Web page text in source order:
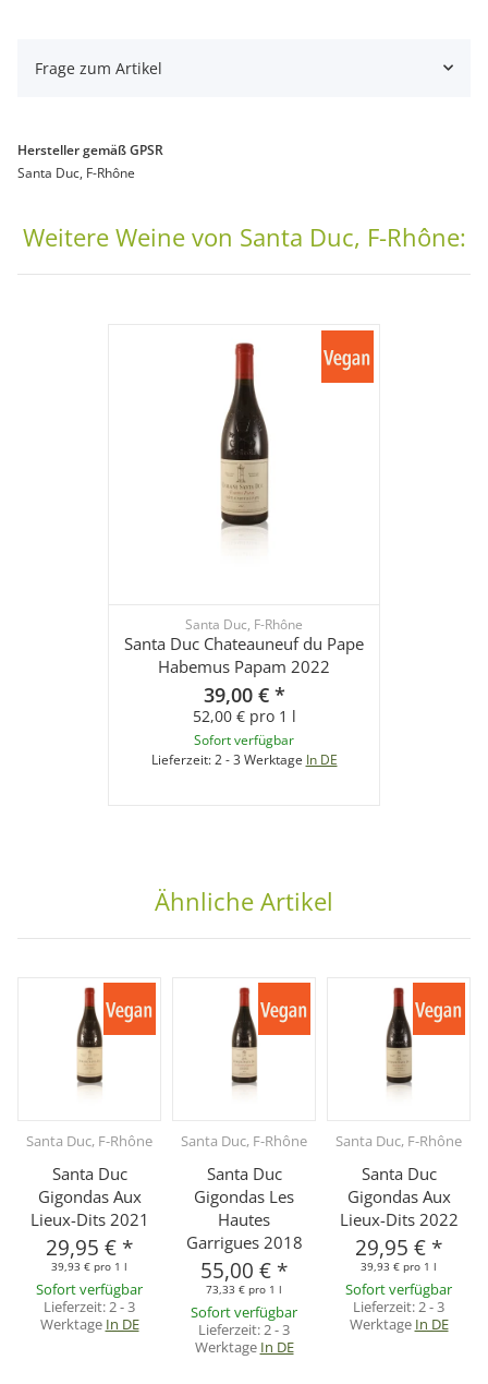
Frage zum Artikel
Hersteller gemäß GPSR
Santa Duc, F-Rhône
Weitere Weine von Santa Duc, F-Rhône:
Santa Duc, F-Rhône
Santa Duc Chateauneuf du Pape
Habemus Papam 2022
39,00 € *
52,00 € pro 1 l
Sofort verfügbar
Lieferzeit:2 - 3 Werktage In DE
Ähnliche Artikel
Santa Duc, F-Rhône
Santa Duc
Gigondas Aux
Lieux-Dits 2021
29,95 € *
39,93 € pro 1 l
Sofort verfügbar
Lieferzeit: 2 - 3
Werktage In DE
Santa Duc, F-Rhône
Santa Duc
Gigondas Les
Hautes
Garrigues 2018
55,00 € *
73,33 € pro 1 l
Sofort verfügbar
Lieferzeit: 2 - 3
Werktage In DE
Santa Duc, F-Rhône
Santa Duc
Gigondas Aux
Lieux-Dits 2022
29,95 € *
39,93 € pro 1 l
Sofort verfügbar
Lieferzeit: 2 - 3
Werktage In DE